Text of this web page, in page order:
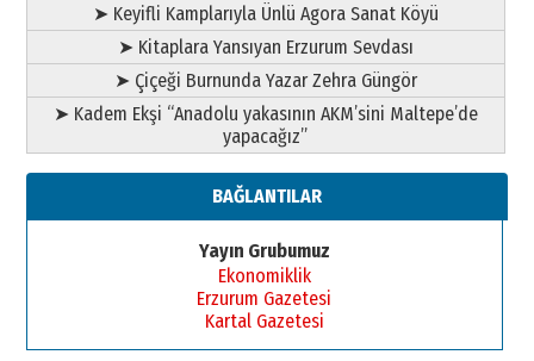
➤ Keyifli Kamplarıyla Ünlü Agora Sanat Köyü
➤ Kitaplara Yansıyan Erzurum Sevdası
➤ Çiçeği Burnunda Yazar Zehra Güngör
➤ Kadem Ekşi “Anadolu yakasının AKM’sini Maltepe’de
yapacağız”
BAĞLANTILAR
Yayın Grubumuz
Ekonomiklik
Erzurum Gazetesi
Kartal Gazetesi